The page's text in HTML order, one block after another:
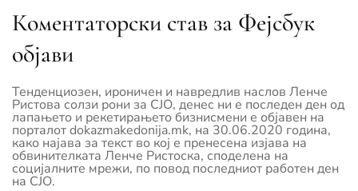
Коментаторски став за Фејсбук
објави
Тенденциозен, ироничен и навредлив наслов Ленче
Ристова солзи рони за СЈО, денес ни е последен ден од
лапањето и рекетирањето бизнисмени е објавен на
порталот dokazmakedonija.mk, на 30.06.2020 година,
како најава за текст во кој е пренесена изјава на
обвинителката Ленче Ристоска, споделена на
социјалните мрежи, по повод последниот работен ден
на СЈО.